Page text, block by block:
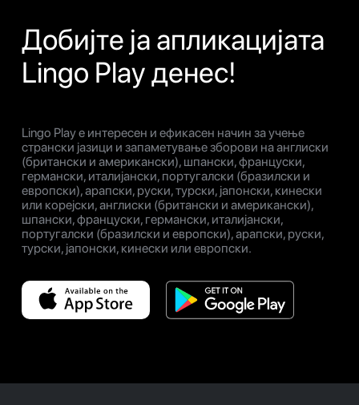
Добијте ја апликацијата
Lingo Play денес!
Lingo Play е интересен и ефикасен начин за учење
странски јазици и запаметување зборови на англиски
(британски и американски), шпански, француски,
германски, италијански, португалски (бразилски и
европски), арапски, руски, турски, јапонски, кинески
или корејски, англиски (британски и американски),
шпански, француски, германски, италијански,
португалски (бразилски и европски), арапски, руски,
турски, јапонски, кинески или европски.